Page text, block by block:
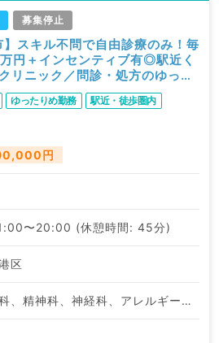
募集停止
】スキル不問で自由診療のみ！毎
円＋インセンティブ有◎駅近く
リニック／問診・処方のゆった
／非常勤）
ゆったりめ勤務
駅近・徒歩圏内
円
〜20:00 (休憩時間: 45分)
区
神経内科、精神科、神経科、アレルギー科、リウマチ科、小児科、整形外科、形成外科、美容外科、脳神経外科、呼吸器外科、心臓血管外科、小児外科、皮膚科、泌尿器科、産婦人科、産科、婦人科、眼科、耳鼻咽喉科、気管食道科、放射線科、リハビリテーション科、麻酔科、ペインクリニック、人工透析科、緩和ケア科、一般内科、循環器内科、呼吸器内科、消化器内科、内分泌・代謝内科、腎臓内科、老年内科、血液内科、外科系全般、一般外科、消化器外科、乳腺外科、総合診療科、美容皮膚科、健診・人間ドック、救急科・ＩＣＵ、病理科、基礎医学系、膠原病科、スポーツ整形外科、大腸・肛門外科、その他、産業医、科目不問